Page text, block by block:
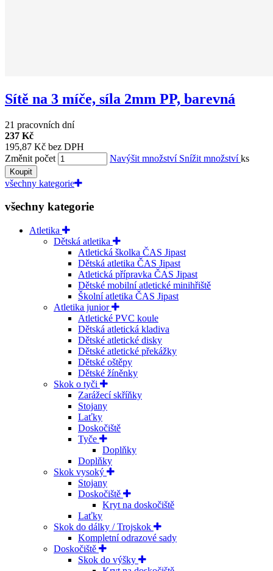
Sítě na 3 míče, síla 2mm PP, barevná
21 pracovních dní
237 Kč
195,87 Kč bez DPH
Změnit počet
Navýšit množství Snížit množstvíks
Koupit
všechny kategorie
všechny kategorie
Atletika
Dětská atletika
Atletická školka ČAS Jipast
Dětská atletika ČAS Jipast
Atletická přípravka ČAS Jipast
Dětské mobilní atletické minihřiště
Školní atletika ČAS Jipast
Atletika junior
Atletické PVC koule
Dětská atletická kladiva
Dětské atletické disky
Dětské atletické překážky
Dětské oštěpy
Dětské žíněnky
Skok o tyči
Zarážecí skříňky
Stojany
Laťky
Doskočiště
Tyče
Doplňky
Doplňky
Skok vysoký
Stojany
Doskočiště
Kryt na doskočiště
Laťky
Skok do dálky / Trojskok
Kompletní odrazové sady
Doskočiště
Skok do výšky